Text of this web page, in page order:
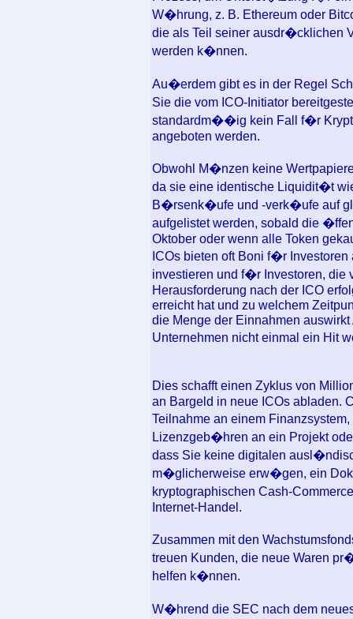
W�hrung, z. B. Ethereum oder
die als Teil seiner ausdr�cklichen
werden k�nnen.
Au�erdem gibt es in der Regel
Sie die vom ICO-Initiator
standardm��ig kein Fall f�r
angeboten werden.
Obwohl M�nzen keine
da sie eine identische Liquidit�t
B�rsenk�ufe und -verk�ufe auf
aufgelistet werden, sobald die
Oktober oder wenn alle Token
ICOs bieten oft Boni f�r
investieren und f�r Investoren, die
Herausforderung nach der ICO
erreicht hat und zu welchem
die Menge der Einnahmen
Unternehmen nicht einmal ein Hit
Dies schafft einen Zyklus von
an Bargeld in neue ICOs abladen.
Teilnahme an einem
Lizenzgeb�hren an ein Projekt
dass Sie keine digitalen
m�glicherweise erw�gen, ein
kryptographischen Cash-
Internet-Handel.
Zusammen mit den
treuen Kunden, die neue Waren
helfen k�nnen.
W�hrend die SEC nach dem